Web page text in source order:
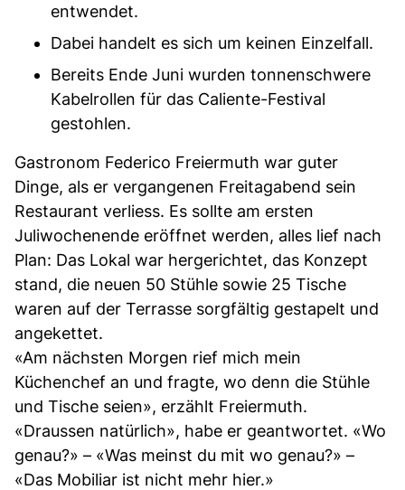
entwendet.
Dabei handelt es sich um keinen Einzelfall.
Bereits Ende Juni wurden tonnenschwere
Kabelrollen für das Caliente-Festival
gestohlen.
Gastronom Federico Freiermuth war guter
Dinge, als er vergangenen Freitagabend sein
Restaurant verliess. Es sollte am ersten
Juliwochenende eröffnet werden, alles lief nach
Plan: Das Lokal war hergerichtet, das Konzept
stand, die neuen 50 Stühle sowie 25 Tische
waren auf der Terrasse sorgfältig gestapelt und
angekettet.
«Am nächsten Morgen rief mich mein
Küchenchef an und fragte, wo denn die Stühle
und Tische seien», erzählt Freiermuth.
«Draussen natürlich», habe er geantwortet. «Wo
genau?» – «Was meinst du mit wo genau?» –
«Das Mobiliar ist nicht mehr hier.»